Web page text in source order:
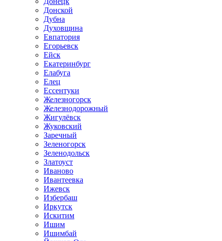
Донской
Дубна
Духовщина
Евпатория
Егорьевск
Ейск
Екатеринбург
Елабуга
Елец
Ессентуки
Железногорск
Железнодорожный
Жигулёвск
Жуковский
Заречный
Зеленогорск
Зеленодольск
Златоуст
Иваново
Ивантеевка
Ижевск
Избербаш
Иркутск
Искитим
Ишим
Ишимбай